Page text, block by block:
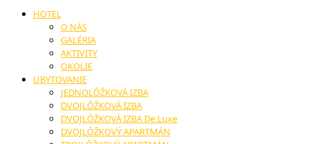
HOTEL
O NÁS
GALÉRIA
AKTIVITY
OKOLIE
UBYTOVANIE
JEDNOLÔŽKOVÁ IZBA
DVOJLÔŽKOVÁ IZBA
DVOJLÔŽKOVÁ IZBA De Luxe
DVOJLÔŽKOVÝ APARTMÁN